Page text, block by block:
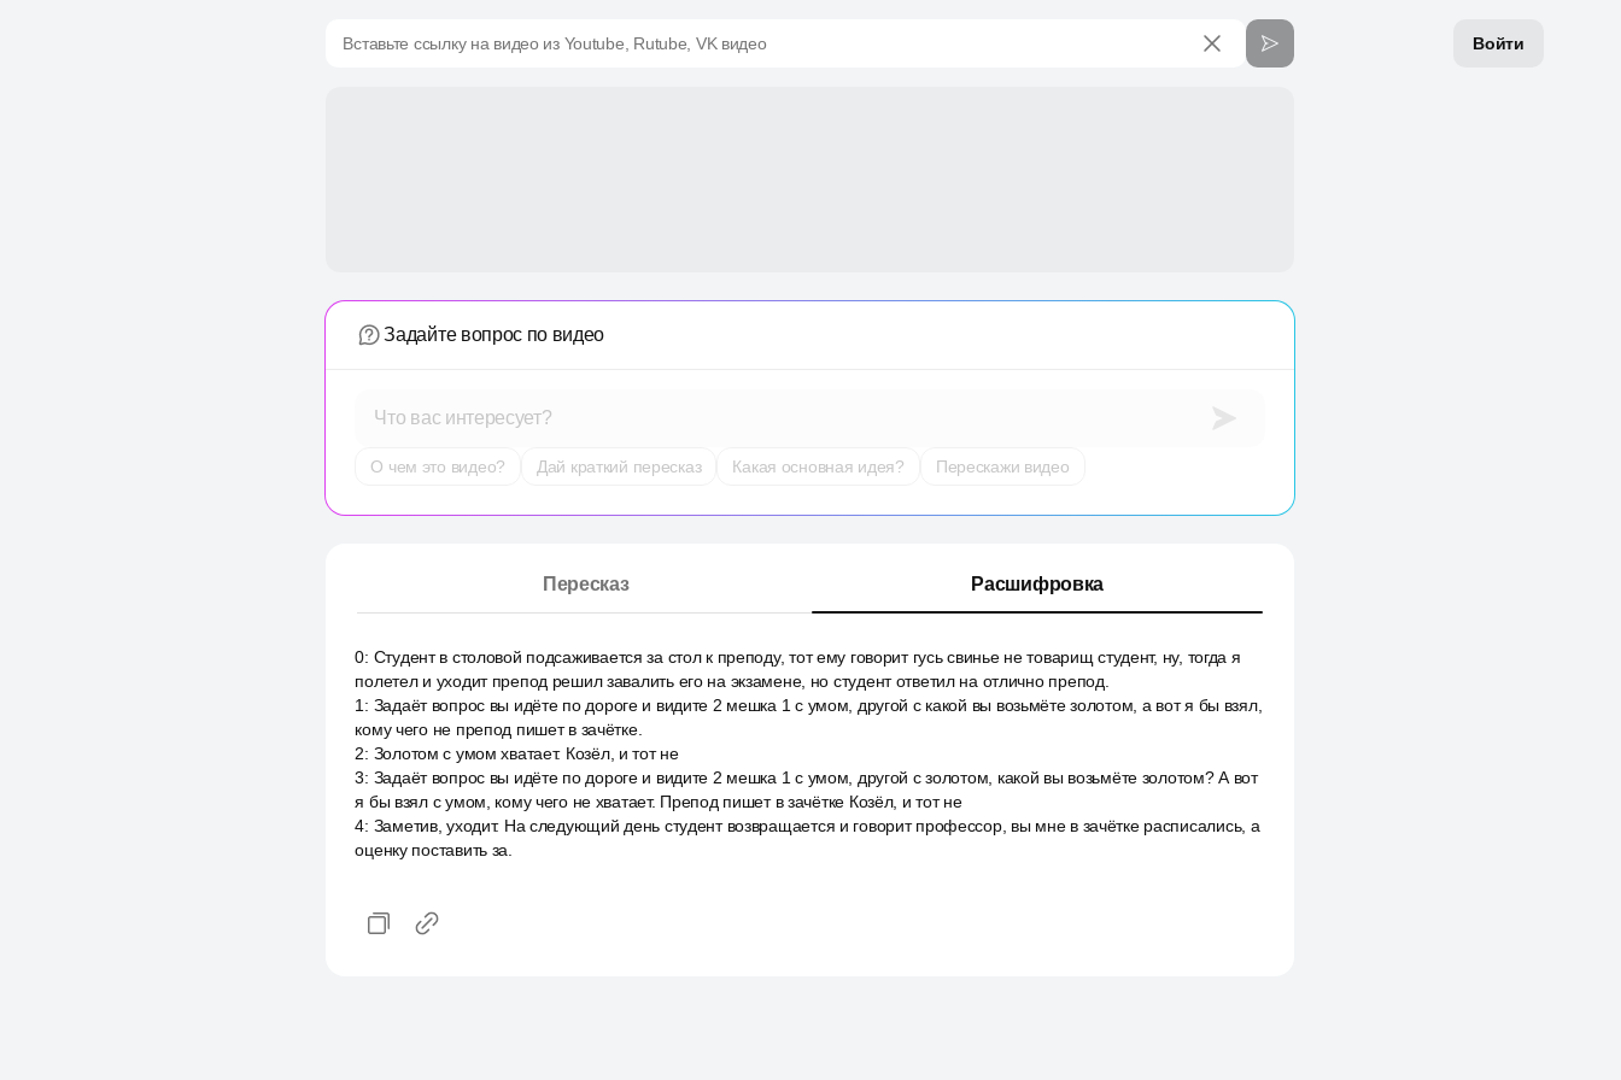
Войти
Вставьте ссылку на видео из Youtube, Rutube, VK видео
Задайте вопрос по видео
Что вас интересует?
О чем это видео? Дай краткий пересказ Какая основная идея? Перескажи видео
Пересказ Расшифровка
0: Студент в столовой подсаживается за стол к преподу, тот ему говорит гусь свинье не товарищ студент, ну, тогда я
полетел и уходит препод решил завалить его на экзамене, но студент ответил на отлично препод.
1 : Задаёт вопрос вы идёте по дороге и видите 2 мешка 1 с умом, другой с какой вы возьмёте золотом, а вот я бы взял,
кому чего не препод пишет в зачётке.
2: Золотом с умом хватает. Козёл, и тот не
3: Задаёт вопрос вы идёте по дороге и видите 2 мешка 1 с умом, другой с золотом, какой вы возьмёте золотом? А вот
я бы взял с умом, кому чего не хватает. Препод пишет в зачётке Козёл, и тот не
4: Заметив, уходит. На следующий день студент возвращается и говорит профессор, вы мне в зачётке расписались, а
оценку поставить за.